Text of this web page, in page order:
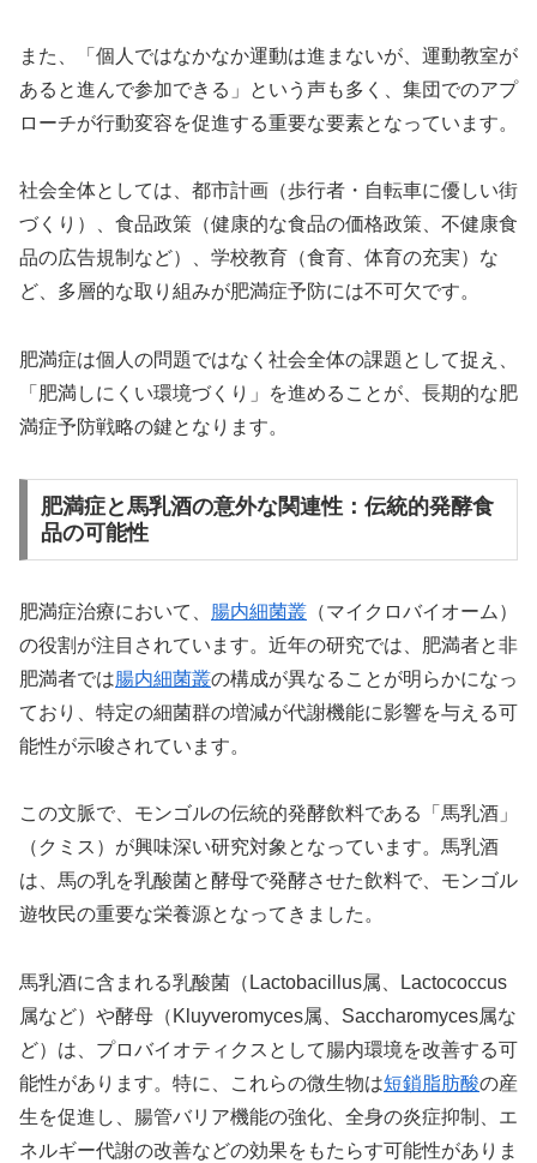
また、「個人ではなかなか運動は進まないが、運動教室が
あると進んで参加できる」という声も多く、集団でのアプ
ローチが行動変容を促進する重要な要素となっています。
社会全体としては、都市計画（歩行者・自転車に優しい街
づくり）、食品政策（健康的な食品の価格政策、不健康食
品の広告規制など）、学校教育（食育、体育の充実）な
ど、多層的な取り組みが肥満症予防には不可欠です。
肥満症は個人の問題ではなく社会全体の課題として捉え、
「肥満しにくい環境づくり」を進めることが、長期的な肥
満症予防戦略の鍵となります。
肥満症と馬乳酒の意外な関連性：伝統的発酵食
品の可能性
肥満症治療において、 腸内細菌叢 （マイクロバイオーム）
の役割が注目されています。近年の研究では、肥満者と非
肥満者では腸内細菌叢の構成が異なることが明らかになっ
ており、特定の細菌群の増減が代謝機能に影響を与える可
能性が示唆されています。
この文脈で、モンゴルの伝統的発酵飲料である「馬乳酒」
（クミス）が興味深い研究対象となっています。馬乳酒
は、馬の乳を乳酸菌と酵母で発酵させた飲料で、モンゴル
遊牧民の重要な栄養源となってきました。
馬乳酒に含まれる乳酸菌（Lactobacillus属、Lactococcus
属など）や酵母（Kluyveromyces属、Saccharomyces属な
ど）は、プロバイオティクスとして腸内環境を改善する可
能性があります。特に、これらの微生物は短鎖脂肪酸の産
生を促進し、腸管バリア機能の強化、全身の炎症抑制、エ
ネルギー代謝の改善などの効果をもたらす可能性がありま